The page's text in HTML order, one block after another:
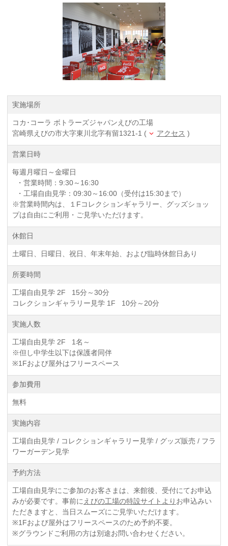
実施場所
コカ･コーラ ボトラーズジャパンえびの工場
宮崎県えびの市大字東川北字有留1321-1 (
アクセス )
営業日時
毎週月曜日～金曜日
・営業時間：9:30～16:30
・工場自由見学：09:30～16:00（受付は15:30まで）
※営業時間内は、１Fコレクションギャラリー、グッズショッ
プは自由にご利用・ご見学いただけます。
休館日
土曜日、日曜日、祝日、年末年始、および臨時休館日あり
所要時間
工場自由見学 2F 15分～30分
コレクションギャラリー見学 1F 10分～20分
実施人数
工場自由見学 2F 1名～
※但し中学生以下は保護者同伴
※1Fおよび屋外はフリースペース
参加費用
無料
実施内容
工場自由見学 / コレクションギャラリー見学 / グッズ販売 / フラ
ワーガーデン見学
予約方法
工場自由見学にご参加のお客さまは、来館後、受付にてお申込
みが必要です。事前に えびの工場の特設サイトより お申込みい
ただきますと、当日スムーズにご見学いただけます。
※1Fおよび屋外はフリースペースのため予約不要。
※グラウンドご利用の方は別途お問い合わせください。